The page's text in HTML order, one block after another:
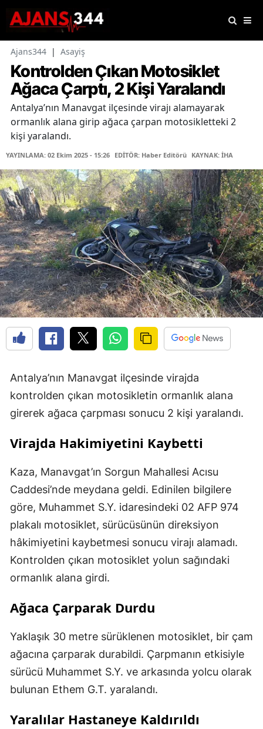
Ajans344 | Asayiş
Kontrolden Çıkan Motosiklet
Ağaca Çarptı, 2 Kişi Yaralandı
Antalya’nın Manavgat ilçesinde virajı alamayarak
ormanlık alana girip ağaca çarpan motosikletteki 2
kişi yaralandı.
YAYINLAMA: 02 Ekim 2025 - 15:26 EDİTÖR: Haber Editörü KAYNAK: İHA
Antalya’nın Manavgat ilçesinde virajda
kontrolden çıkan motosikletin ormanlık alana
girerek ağaca çarpması sonucu 2 kişi yaralandı.
Virajda Hakimiyetini Kaybetti
Kaza, Manavgat’ın Sorgun Mahallesi Acısu
Caddesi’nde meydana geldi. Edinilen bilgilere
göre, Muhammet S.Y. idaresindeki 02 AFP 974
plakalı motosiklet, sürücüsünün direksiyon
hâkimiyetini kaybetmesi sonucu virajı alamadı.
Kontrolden çıkan motosiklet yolun sağındaki
ormanlık alana girdi.
Ağaca Çarparak Durdu
Yaklaşık 30 metre sürüklenen motosiklet, bir çam
ağacına çarparak durabildi. Çarpmanın etkisiyle
sürücü Muhammet S.Y. ve arkasında yolcu olarak
bulunan Ethem G.T. yaralandı.
Yaralılar Hastaneye Kaldırıldı